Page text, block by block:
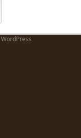
WordPress